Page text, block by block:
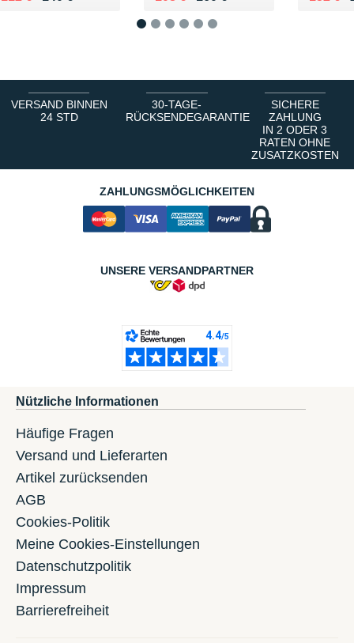
VERSAND BINNEN
24 STD
30-TAGE-
RÜCKSENDEGARANTIE
SICHERE
ZAHLUNG
IN 2 ODER 3
RATEN OHNE
ZUSATZKOSTEN
ZAHLUNGSMÖGLICHKEITEN
UNSERE VERSANDPARTNER
Nützliche Informationen
Häufige Fragen
Versand und Lieferarten
Artikel zurücksenden
AGB
Cookies-Politik
Meine Cookies-Einstellungen
Datenschutzpolitik
Impressum
Barrierefreiheit